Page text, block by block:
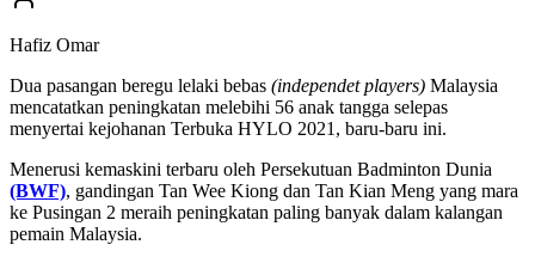
Hafiz Omar
Dua pasangan beregu lelaki bebas (independet players) Malaysia
mencatatkan peningkatan melebihi 56 anak tangga selepas
menyertai kejohanan Terbuka HYLO 2021, baru-baru ini.
Menerusi kemaskini terbaru oleh Persekutuan Badminton Dunia
(BWF), gandingan Tan Wee Kiong dan Tan Kian Meng yang mara
ke Pusingan 2 meraih peningkatan paling banyak dalam kalangan
pemain Malaysia.